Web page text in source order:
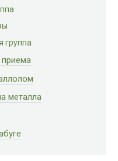
группа
металла